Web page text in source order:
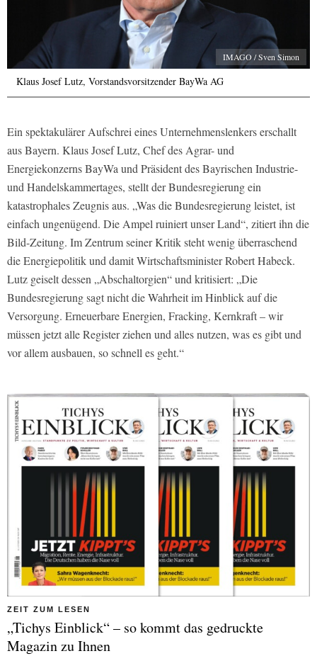
IMAGO / Sven Simon
Klaus Josef Lutz, Vorstandsvorsitzender BayWa AG
Ein spektakulärer Aufschrei eines Unternehmenslenkers erschallt
aus Bayern. Klaus Josef Lutz, Chef des Agrar- und
Energiekonzerns BayWa und Präsident des Bayrischen Industrie-
und Handelskammertages, stellt der Bundesregierung ein
katastrophales Zeugnis aus. „Was die Bundesregierung leistet, ist
einfach ungenügend. Die Ampel ruiniert unser Land“, zitiert ihn die
Bild-Zeitung. Im Zentrum seiner Kritik steht wenig überraschend
die Energiepolitik und damit Wirtschaftsminister Robert Habeck.
Lutz geiselt dessen „Abschaltorgien“ und kritisiert: „Die
Bundesregierung sagt nicht die Wahrheit im Hinblick auf die
Versorgung. Erneuerbare Energien, Fracking, Kernkraft – wir
müssen jetzt alle Register ziehen und alles nutzen, was es gibt und
vor allem ausbauen, so schnell es geht.“
ZEIT ZUM LESEN
„Tichys Einblick“ – so kommt das gedruckte
Magazin zu Ihnen